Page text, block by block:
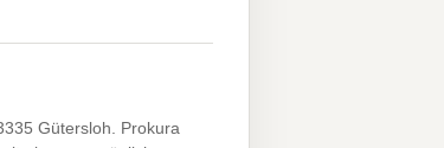
Gütersloh. Prokura